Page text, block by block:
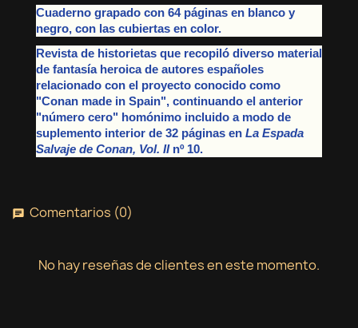
Cuaderno grapado con 64 páginas en blanco y
negro, con las cubiertas en color.
Revista de historietas que recopiló diverso material
de fantasía heroica de autores españoles
relacionado con el proyecto conocido como
"Conan made in Spain", continuando el anterior
"número cero" homónimo incluido a modo de
suplemento interior de 32 páginas en La Espada
Salvaje de Conan, Vol. IInº 10.
chat Comentarios (0)
No hay reseñas de clientes en este momento.